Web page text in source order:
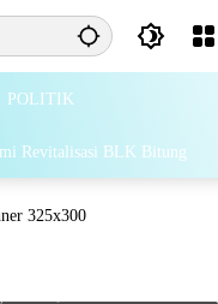
POLITIK
Revitalisasi BLK Bitung
Lampung